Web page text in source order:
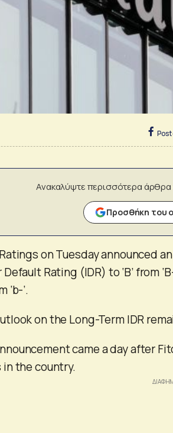
Ανακαλύψτε περισσότερα
Προσθήκη του
on Tuesday announced
Default Rating (IDR) to ‘B’ from
‘b-‘.
on the Long-Term IDR
came a day after
in the country.